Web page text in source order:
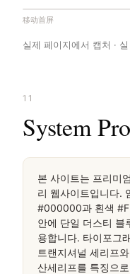
移动首屏
실제 페이지에서 캡처 ·
11
System
본 사이트는 프리미
리 웹사이트입니다.
#000000과 흰색
안에 단일 더스티 블
용합니다. 타이포그
트랜지셔널 세리프
산세리프를 특징으